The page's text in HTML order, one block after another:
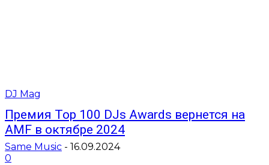
DJ Mag
Премия Top 100 DJs Awards вернется на
AMF в октябре 2024
Same Music - 16.09.2024
0